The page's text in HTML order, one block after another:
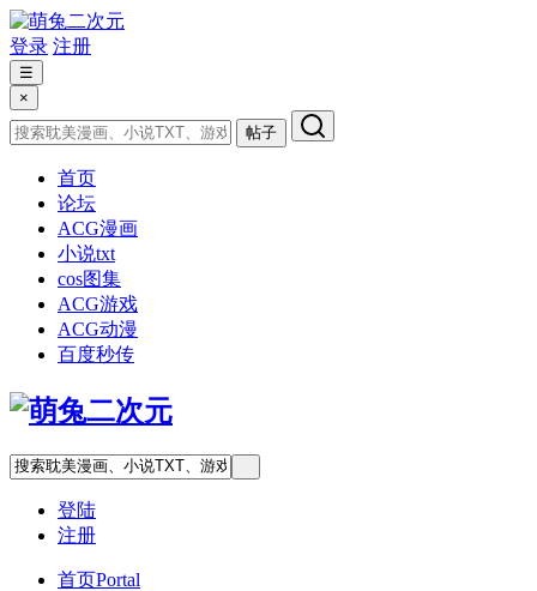
登录 注册
☰
×
帖子
首页
论坛
ACG漫画
小说txt
cos图集
ACG游戏
ACG动漫
百度秒传
登陆
注册
首页Portal